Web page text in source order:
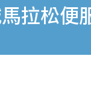
拉松便